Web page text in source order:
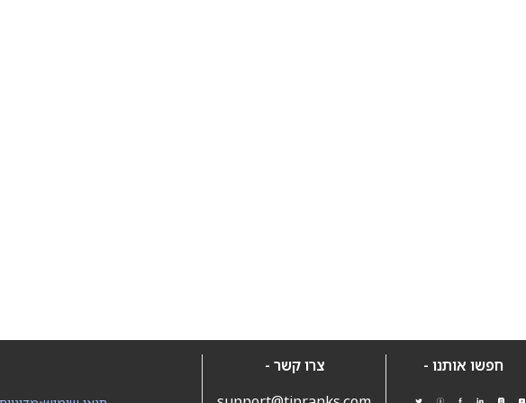
חפשו אותנו -
צרו קשר -